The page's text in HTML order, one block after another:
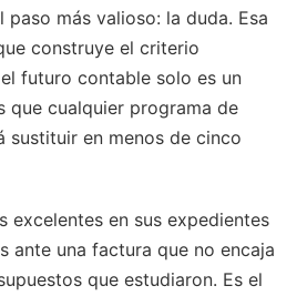
paso más valioso: la duda. Esa
construye el criterio
futuro contable solo es un
que cualquier programa de
sustituir en menos de cinco
excelentes en sus expedientes
ante una factura que no encaja
que estudiaron. Es el